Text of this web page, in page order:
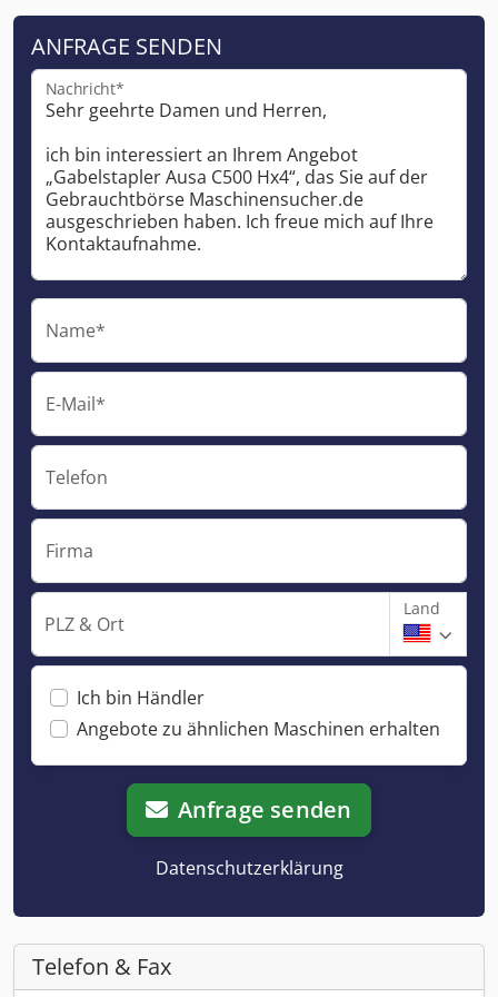
ANFRAGE SENDEN
Nachricht*
Name*
E-Mail*
Telefon
Firma
PLZ & Ort
Land
Ich bin Händler
Angebote zu ähnlichen Maschinen erhalten
Anfrage senden
Datenschutzerklärung
Telefon & Fax